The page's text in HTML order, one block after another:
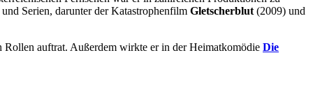
Serien, darunter der Katastrophenfilm Gletscherblut (2009) und
Rollen auftrat. Außerdem wirkte er in der Heimatkomödie Die